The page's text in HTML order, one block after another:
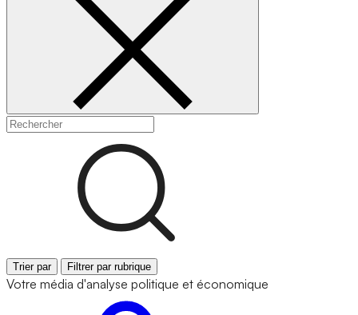
Trier par Filtrer par rubrique
Votre média d'analyse politique et économique